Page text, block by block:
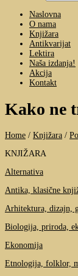
Naslovna
O nama
Knjižara
Antikvarijat
Lektira
Naša izdanja!
Akcija
Kontakt
Kako ne
Home / Knjižara /
KNJIŽARA
Alternativa
Antika, klasične
Arhitektura, dizajn,
Biologija, priroda,
Ekonomija
Etnologija, folklor,